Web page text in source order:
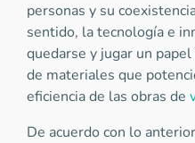
personas y su
sentido, la tecnología e
quedarse y jugar un
de materiales que
eficiencia de las obras de
De acuerdo con lo